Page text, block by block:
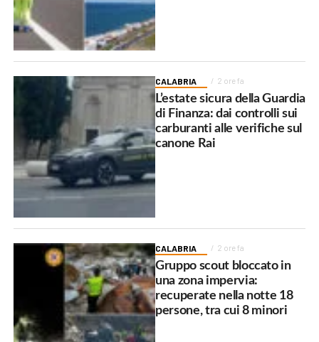
CALABRIA 2 ore fa
L’estate sicura della Guardia
di Finanza: dai controlli sui
carburanti alle verifiche sul
canone Rai
CALABRIA 2 ore fa
Gruppo scout bloccato in
una zona impervia:
recuperate nella notte 18
persone, tra cui 8 minori